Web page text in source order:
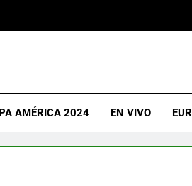
AMÉRICA 2024 EN VIVO